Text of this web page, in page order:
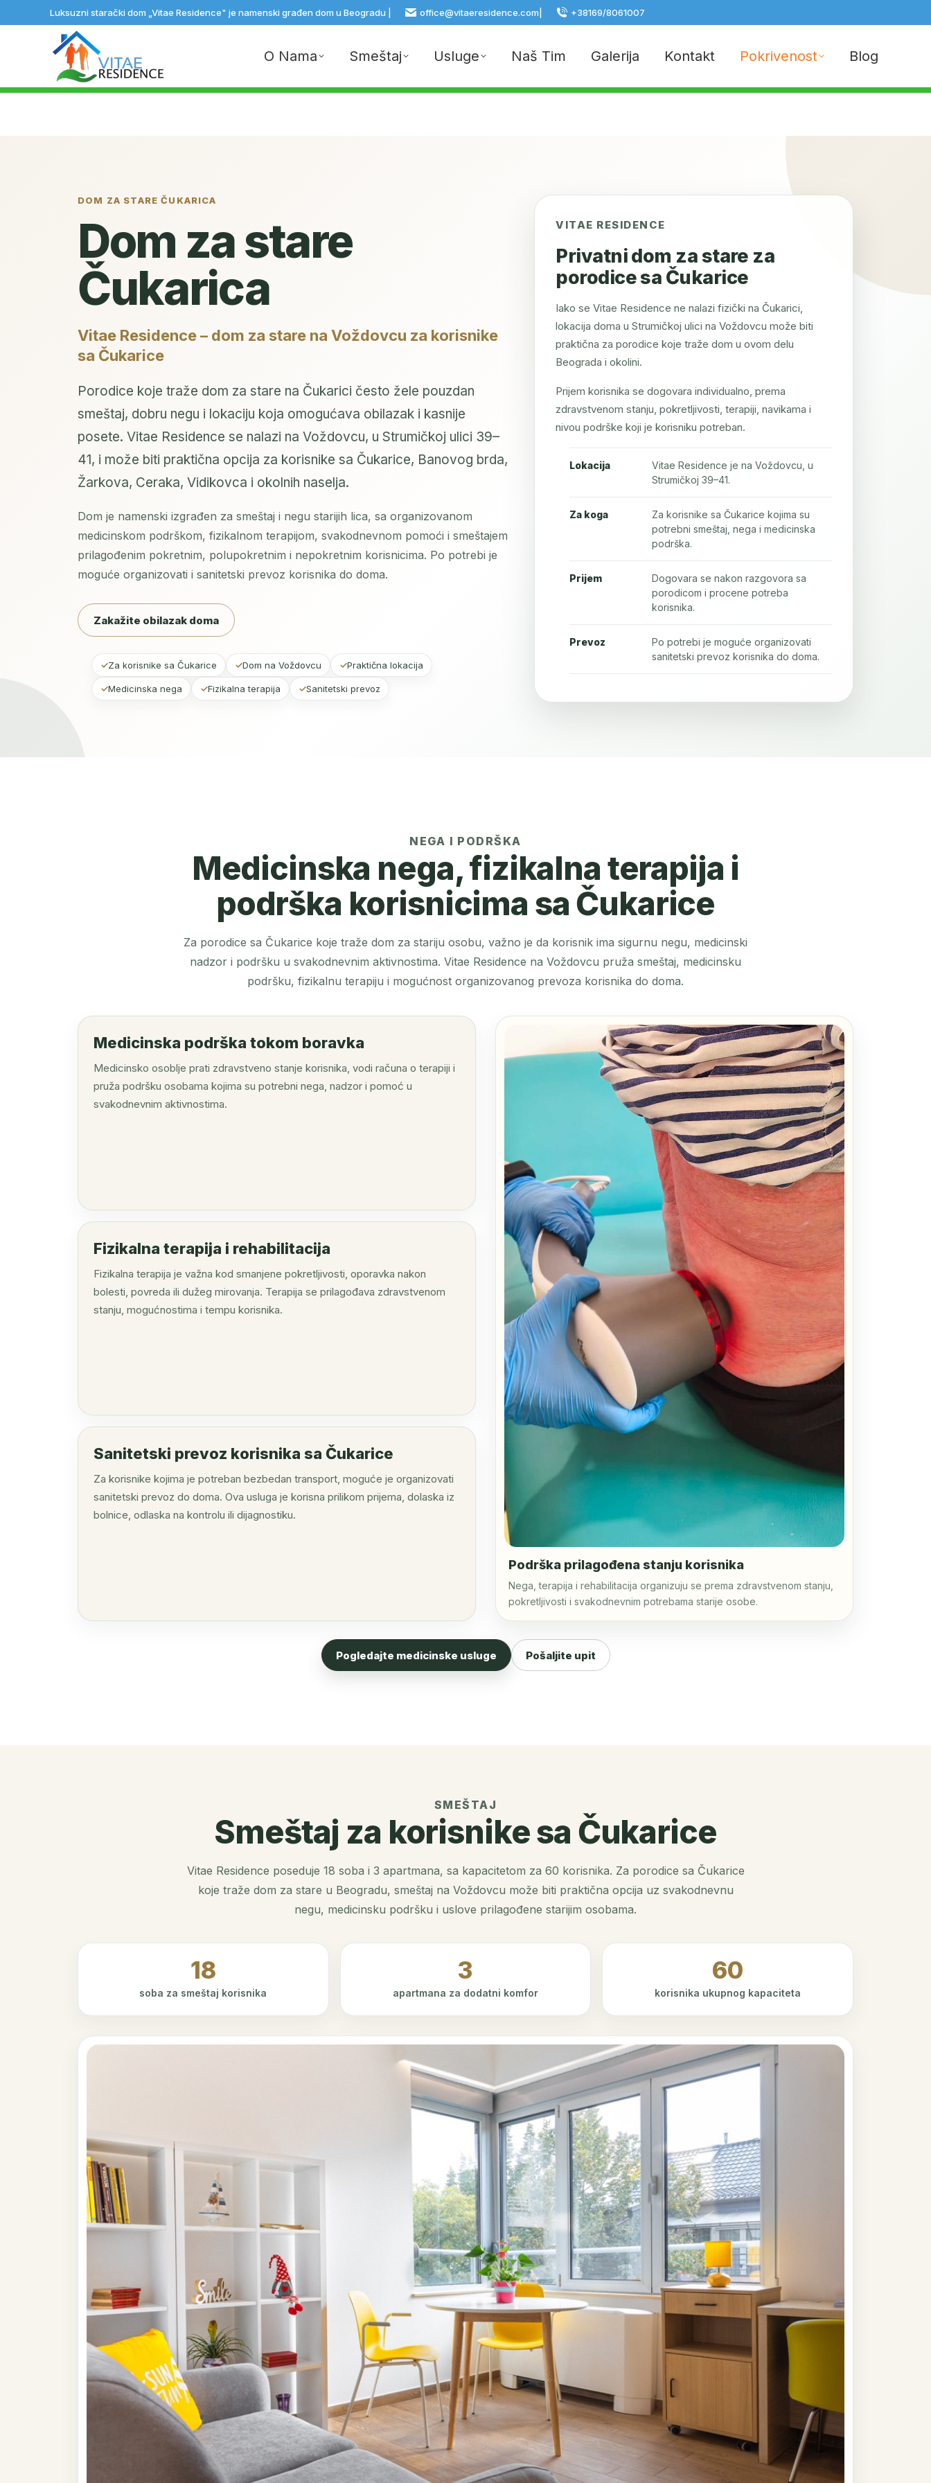
Luksuzni starački dom „Vitae Residence" je namenski građen dom u Beogradu | office@vitaeresidence.com +38169/8061007
O Nama Smeštaj Usluge Naš Tim Galerija Kontakt Pokrivenost Blog
DOM ZA STARE ČUKARICA
Dom za stare
Čukarica
Vitae Residence – dom za stare na Voždovcu za korisnike
sa Čukarice
Porodice koje traže dom za stare na Čukarici često žele pouzdan
smeštaj, dobru negu i lokaciju koja omogućava obilazak i kasnije
posete. Vitae Residence se nalazi na Voždovcu, u Strumičkoj ulici 39–
41, i može biti praktična opcija za korisnike sa Čukarice, Banovog brda,
Žarkova, Ceraka, Vidikovca i okolnih naselja.
Dom je namenski izgrađen za smeštaj i negu starijih lica, sa organizovanom
medicinskom podrškom, fizikalnom terapijom, svakodnevnom pomoći i smeštajem
prilagođenim pokretnim, polupokretnim i nepokretnim korisnicima. Po potrebi je
moguće organizovati i sanitetski prevoz korisnika do doma.
Zakažite obilazak doma
Za korisnike sa Čukarice Dom na Voždovcu Praktična lokacija
Medicinska nega Fizikalna terapija Sanitetski prevoz
VITAE RESIDENCE
Privatni dom za stare za
porodice sa Čukarice
Iako se Vitae Residence ne nalazi fizički na Čukarici,
lokacija doma u Strumičkoj ulici na Voždovcu može biti
praktična za porodice koje traže dom u ovom delu
Beograda i okolini.
Prijem korisnika se dogovara individualno, prema
zdravstvenom stanju, pokretljivosti, terapiji, navikama i
nivou podrške koji je korisniku potreban.
Lokacija
Vitae Residence je na Voždovcu, u
Strumičkoj 39–41.
Za koga
Za korisnike sa Čukarice kojima su
potrebni smeštaj, nega i medicinska
podrška.
Prijem
Dogovara se nakon razgovora sa
porodicom i procene potreba
korisnika.
Prevoz
Po potrebi je moguće organizovati
sanitetski prevoz korisnika do doma.
NEGA I PODRŠKA
Medicinska nega, fizikalna terapija i
podrška korisnicima sa Čukarice
Za porodice sa Čukarice koje traže dom za stariju osobu, važno je da korisnik ima sigurnu negu, medicinski
nadzor i podršku u svakodnevnim aktivnostima. Vitae Residence na Voždovcu pruža smeštaj, medicinsku
podršku, fizikalnu terapiju i mogućnost organizovanog prevoza korisnika do doma.
Medicinska podrška tokom boravka
Medicinsko osoblje prati zdravstveno stanje korisnika, vodi računa o terapiji i
pruža podršku osobama kojima su potrebni nega, nadzor i pomoć u
svakodnevnim aktivnostima.
Fizikalna terapija i rehabilitacija
Fizikalna terapija je važna kod smanjene pokretljivosti, oporavka nakon
bolesti, povreda ili dužeg mirovanja. Terapija se prilagođava zdravstvenom
stanju, mogućnostima i tempu korisnika.
Sanitetski prevoz korisnika sa Čukarice
Za korisnike kojima je potreban bezbedan transport, moguće je organizovati
sanitetski prevoz do doma. Ova usluga je korisna prilikom prijema, dolaska iz
bolnice, odlaska na kontrolu ili dijagnostiku.
Podrška prilagođena stanju korisnika
Nega, terapija i rehabilitacija organizuju se prema zdravstvenom stanju,
pokretljivosti i svakodnevnim potrebama starije osobe.
Pogledajte medicinske usluge Pošaljite upit
SMEŠTAJ
Smeštaj za korisnike sa Čukarice
Vitae Residence poseduje 18 soba i 3 apartmana, sa kapacitetom za 60 korisnika. Za porodice sa Čukarice
koje traže dom za stare u Beogradu, smeštaj na Voždovcu može biti praktična opcija uz svakodnevnu
negu, medicinsku podršku i uslove prilagođene starijim osobama.
18
soba za smeštaj korisnika
3
apartmana za dodatni komfor
60
korisnika ukupnog kapaciteta